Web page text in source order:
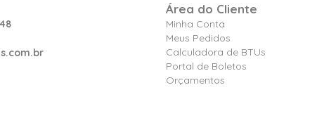
Área do Cliente
Minha Conta
Meus Pedidos
Calculadora de BTUs
Portal de Boletos
Orçamentos